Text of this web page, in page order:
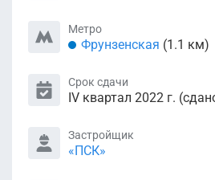
Метро
Фрунзенская (1.1 км)
Срок сдачи
IV квартал 2022 г.
Застройщик
«ПСК»